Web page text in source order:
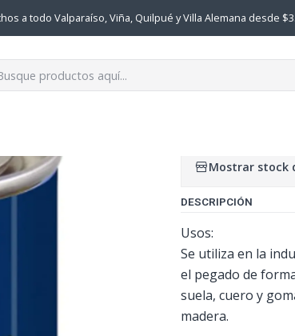
a todo Valparaíso, Viña, Quilpué y Villa Alemana desde
ADHESIVO DE CONTACTO
Mostrar stock
DESCRIPCIÓN
Usos:
Se utiliza en la
el pegado de
suela, cuero y
madera.